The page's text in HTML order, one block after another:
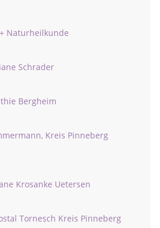
Naturheilkunde
Schrader
Bergheim
Kreis Pinneberg
Krosanke Uetersen
Tornesch Kreis Pinneberg